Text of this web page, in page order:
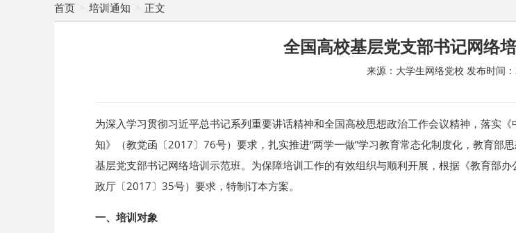
首页 > 培训通知 > 正文
全国高校基层党支部书记网络
来源：大学生网络党校 发布时间
为深入学习贯彻习近平总书记系列重要讲话精神和全国高校思想政治工作会议精神，落实
知》（教党函〔2017〕76号）要求，扎实推进“两学一做”学习教育常态化制度化，教育部
基层党支部书记网络培训示范班。为保障培训工作的有效组织与顺利开展，根据《教育部
政厅〔2017〕35号）要求，特制订本方案。
一、培训对象